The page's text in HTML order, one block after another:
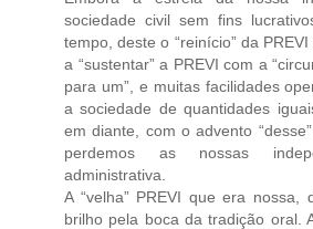
sociedade civil sem fins
tempo, deste o “reinício” da
a “sustentar” a PREVI com a
para um”, e muitas facilidades
a sociedade de quantidades
em diante, com o advento
perdemos as nossas
administrativa.
A “velha” PREVI que era nossa,
brilho pela boca da tradição oral.